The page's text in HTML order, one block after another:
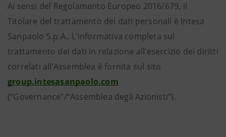
Ai sensi del Regolamento Europeo 2016/679, il
Titolare del trattamento dei dati personali è Intesa
Sanpaolo S.p.A.. L’informativa completa sul
trattamento dei dati in relazione all’esercizio dei diritti
correlati all’Assemblea è fornita sul sito
group.intesasanpaolo.com
(“Governance”/“Assemblea degli Azionisti”).